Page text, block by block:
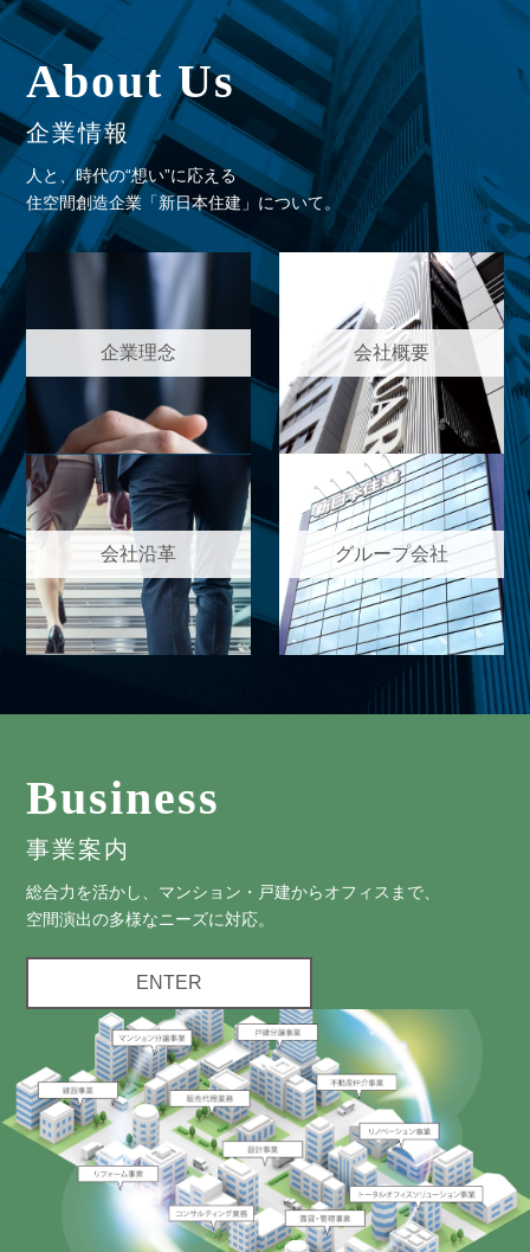
About Us
企業情報
人と、時代の“想い”に応える
住空間創造企業「新日本住建」について。
企業理念 会社概要
会社沿革 グループ会社
Business
事業案内
総合力を活かし、マンション・戸建からオフィスまで、
空間演出の多様なニーズに対応。
ENTER